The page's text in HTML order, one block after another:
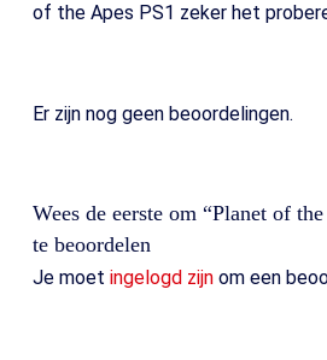
of the Apes PS1 zeker het
Er zijn nog geen beoordelingen.
Wees de eerste om “Planet of
te beoordelen
Je moet ingelogd zijnom een